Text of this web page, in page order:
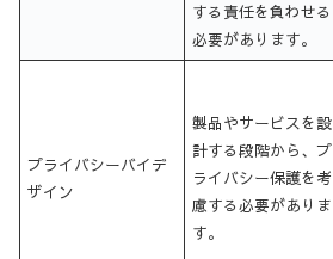
する責任を負わせる
必要があります。
プライバシーバイデ
ザイン
製品やサービスを設
計する段階から、プ
ライバシー保護を考
慮する必要がありま
す。